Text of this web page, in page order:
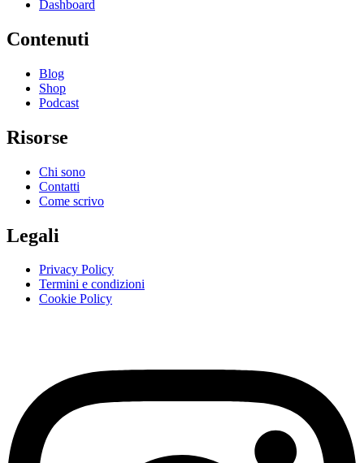
Dashboard
Contenuti
Blog
Shop
Podcast
Risorse
Chi sono
Contatti
Come scrivo
Legali
Privacy Policy
Termini e condizioni
Cookie Policy